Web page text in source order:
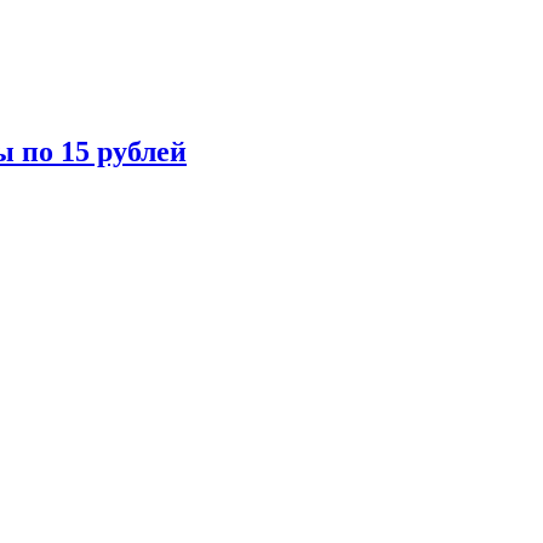
по 15 рублей